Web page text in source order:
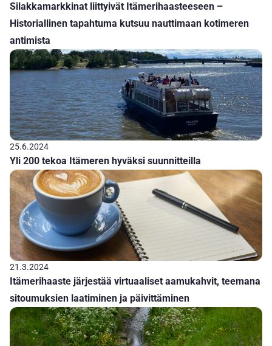
Silakkamarkkinat liittyivät Itämerihaasteeseen –
Historiallinen tapahtuma kutsuu nauttimaan kotimeren
antimista
25.6.2024
Yli 200 tekoa Itämeren hyväksi suunnitteilla
21.3.2024
Itämerihaaste järjestää virtuaaliset aamukahvit, teemana
sitoumuksien laatiminen ja päivittäminen